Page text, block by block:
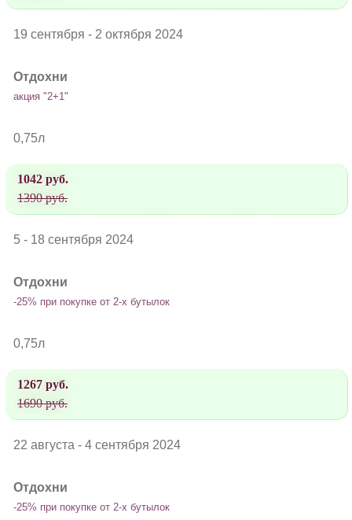
19 сентября - 2 октября 2024
Отдохни
акция "2+1"
0,75л
1042 руб.
1390 руб.
5 - 18 сентября 2024
Отдохни
-25% при покупке от 2-х бутылок
0,75л
1267 руб.
1690 руб.
22 августа - 4 сентября 2024
Отдохни
-25% при покупке от 2-х бутылок